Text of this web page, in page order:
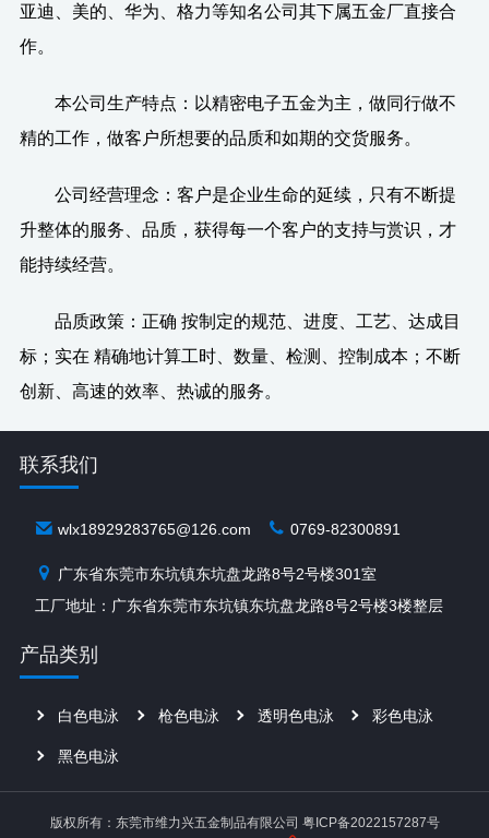
亚迪、美的、华为、格力等知名公司其下属五金厂直接合
作。
本公司生产特点：以精密电子五金为主，做同行做不
精的工作，做客户所想要的品质和如期的交货服务。
公司经营理念：客户是企业生命的延续，只有不断提
升整体的服务、品质，获得每一个客户的支持与赏识，才
能持续经营。
品质政策：正确 按制定的规范、进度、工艺、达成目
标；实在 精确地计算工时、数量、检测、控制成本；不断
创新、高速的效率、热诚的服务。
联系我们
wlx18929283765@126.com 0769-82300891
广东省东莞市东坑镇东坑盘龙路8号2号楼301室
工厂地址：广东省东莞市东坑镇东坑盘龙路8号2号楼3楼整层
产品类别
白色电泳 枪色电泳 透明色电泳 彩色电泳
黑色电泳
版权所有：东莞市维力兴五金制品有限公司 粤ICP备2022157287号